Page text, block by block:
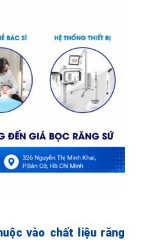
vào chất liệu răng